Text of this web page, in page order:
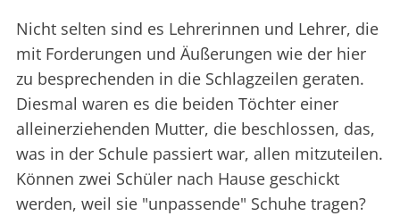
Nicht selten sind es Lehrerinnen und Lehrer, die
mit Forderungen und Äußerungen wie der hier
zu besprechenden in die Schlagzeilen geraten.
Diesmal waren es die beiden Töchter einer
alleinerziehenden Mutter, die beschlossen, das,
was in der Schule passiert war, allen mitzuteilen.
Können zwei Schüler nach Hause geschickt
werden, weil sie "unpassende" Schuhe tragen?